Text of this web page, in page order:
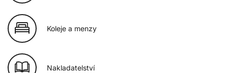
Koleje a menzy
Nakladatelství